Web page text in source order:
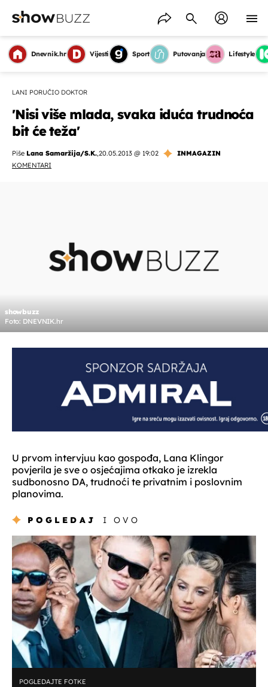
Dnevnik.hr Vijesti Sport Putovanja Lifestyle
LANI PORUČIO DOKTOR
'Nisi više mlada, svaka iduća trudnoća
bit će teža'
Piše Lana Samaržija/S.K.,20.05.2013 @ 19:02
INMAGAZIN
KOMENTARI
showbuzz
Foto: DNEVNIK.hr
U prvom intervjuu kao gospođa, Lana Klingor
povjerila je sve o osjećajima otkako je izrekla
sudbonosno DA, trudnoći te privatnim i poslovnim
planovima.
POGLEDAJ I OVO
POGLEDAJTE FOTKE